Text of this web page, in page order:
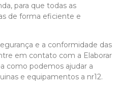
para que todas as
de forma eficiente e
e a conformidade das
em contato com a Elaborar
como podemos ajudar a
e equipamentos a nr12.